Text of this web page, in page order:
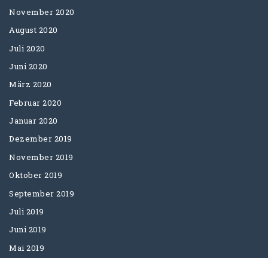
November 2020
August 2020
Juli 2020
Juni 2020
März 2020
Februar 2020
Januar 2020
Dezember 2019
November 2019
Oktober 2019
September 2019
Juli 2019
Juni 2019
Mai 2019